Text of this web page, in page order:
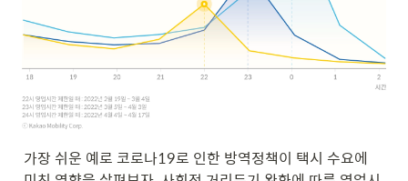
가장 쉬운 예로 코로나19로 인한 방역정책이 택시 수요에